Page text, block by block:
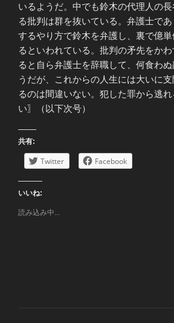
いるようだ。中でも鈴木の代理人の
る批判は群を抜いている。弁護士で
するやり方で鈴木を弁護し、裏で億
るといわれている。批判の矛先をか
ると自ら弁護士を辞職して、何食わ
うだが、これからの人生には大いに
るのは間違いない。犯した罪から逃
い〗（以下次号）
共有:
Twitter Facebook
いいね:
読み込み中...